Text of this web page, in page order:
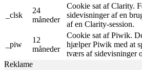
_clsk
24
måneder
Cookie sat af Clarity.
sidevisninger af en
af en Clarity-session.
_piw
12
måneder
Cookie sat af Piwik.
hjælper Piwik med at
tværs af sidevisninger
Reklame